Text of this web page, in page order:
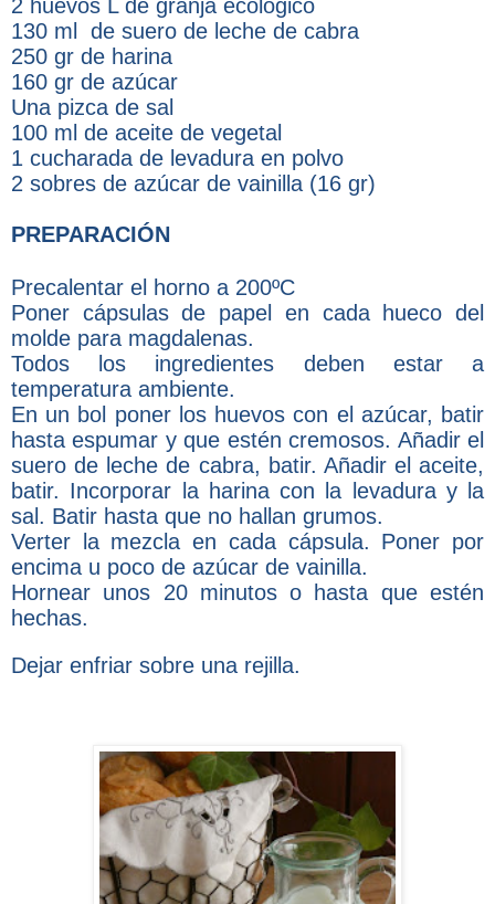
2 huevos L de granja ecológico
130 ml de suero de leche de cabra
250 gr de harina
160 gr de azúcar
Una pizca de sal
100 ml de aceite de vegetal
1 cucharada de levadura en polvo
2 sobres de azúcar de vainilla (16 gr)
PREPARACIÓN
Precalentar el horno a 200ºC
Poner cápsulas de papel en cada hueco del
molde para magdalenas.
Todos los ingredientes deben estar a
temperatura ambiente.
En un bol poner los huevos con el azúcar, batir
hasta espumar y que estén cremosos. Añadir el
suero de leche de cabra, batir. Añadir el aceite,
batir. Incorporar la harina con la levadura y la
sal. Batir hasta que no hallan grumos.
Verter la mezcla en cada cápsula. Poner por
encima u poco de azúcar de vainilla.
Hornear unos 20 minutos o hasta que estén
hechas.
Dejar enfriar sobre una rejilla.